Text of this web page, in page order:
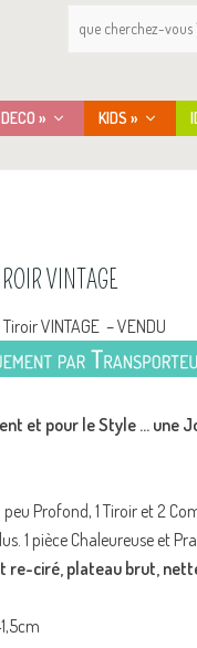
» KIDS »
VINTAGE
VINTAGE – VENDU
et pour le Style … une
peu Profond, 1 Tiroir et 2
1 pièce Chaleureuse et
re-ciré, plateau brut,